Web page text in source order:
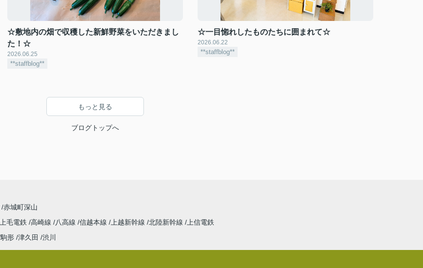
☆敷地内の畑で収穫した新鮮野菜をいただきまし
た！☆
2026.06.25
**staffblog**
☆一目惚れしたものたちに囲まれて☆
2026.06.22
**staffblog**
もっと見る
ブログトップへ
赤城町深山
上毛電鉄 高崎線 八高線 信越本線 上越新幹線 北陸新幹線
上信電鉄
駒形 津久田 渋川